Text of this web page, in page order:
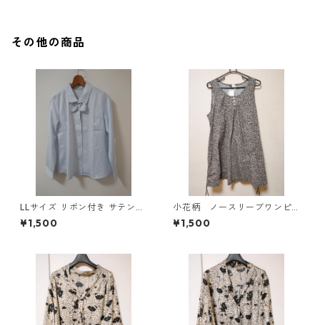
その他の商品
LLサイズ リボン付き サテン調
シャツブラウス サックス ◆KI
Y-1301◆
¥1,500
小花柄 ノースリーブワンピ
ース ４Ｌ ブラック KAE-
4819
¥1,500